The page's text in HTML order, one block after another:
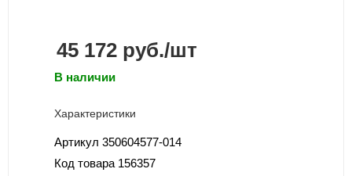
45 172руб./шт
В наличии
Характеристики
Артикул 350604577-014
Код товара 156357